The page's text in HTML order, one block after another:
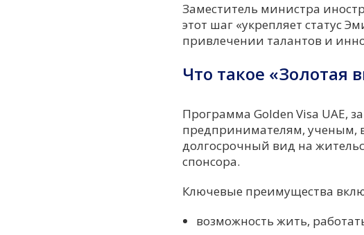
Заместитель министра
этот шаг «укрепляет статус
привлечении талантов и
Что такое «Золотая
Программа Golden Visa UAE,
предпринимателям, ученым,
долгосрочный вид на
спонсора.
Ключевые преимущества
возможность жить,